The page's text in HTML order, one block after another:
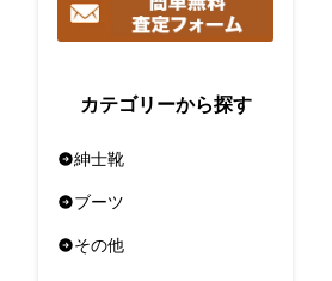
カテゴリーから探す
紳士靴
ブーツ
その他